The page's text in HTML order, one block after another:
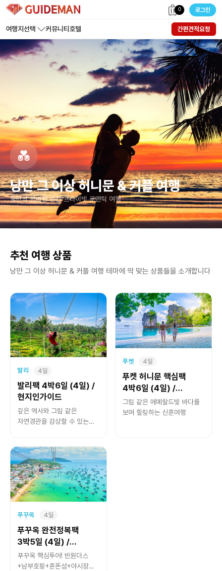
0 로그인
여행지선택 커뮤니티 호텔 간편견적요청
테마 목록
💑
낭만 그 이상 허니문 & 커플 여행
둘만의 완벽한 순간 프라이빗 로맨틱 여행
추천 여행 상품
낭만 그 이상 허니문 & 커플 여행 테마에 딱 맞는 상품들을 소개합니다
발리 4일
발리팩 4박6일 (4일) /
현지인가이드
깊은 역사와 그림 같은
자연경관을 감상할 수 있는
푸켓 4일
푸켓 허니문 핵심팩
4박6일 (4일) /
현지인가이드
그림 같은 에메랄드빛 바다를
보며 힐링하는 신혼여행
푸꾸옥 4일
푸꾸옥 완전정복팩
3박5일 (4일) /
현지인가이드
푸꾸옥 핵심투어! 빈원더스
+남부호핑+혼똔섬+야시장